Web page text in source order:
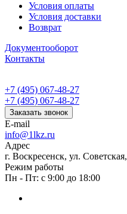
Условия оплаты
Условия доставки
Возврат
Документооборот
Контакты
+7 (495) 067-48-27
+7 (495) 067-48-27
Заказать звонок
E-mail
info@1lkz.ru
Адрес
г. Воскресенск, ул.
Режим работы
Пн - Пт: с 9:00 до 18:00